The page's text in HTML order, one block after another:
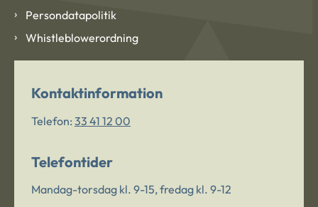
Persondatapolitik
Whistleblowerordning
Kontaktinformation
Telefon: 33 41 12 00
Telefontider
Mandag-torsdag kl. 9-15, fredag kl. 9-12